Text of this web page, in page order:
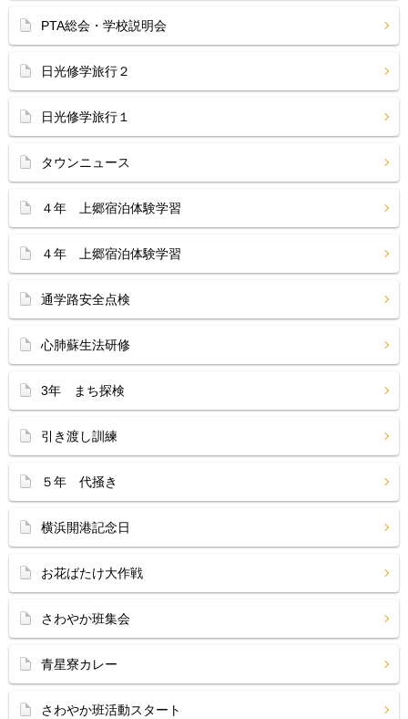
PTA総会・学校説明会
日光修学旅行２
日光修学旅行１
タウンニュース
４年 上郷宿泊体験学習
４年 上郷宿泊体験学習
通学路安全点検
心肺蘇生法研修
3年 まち探検
引き渡し訓練
５年 代掻き
横浜開港記念日
お花ばたけ大作戦
さわやか班集会
青星寮カレー
さわやか班活動スタート